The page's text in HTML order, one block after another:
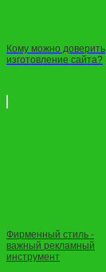
Кому можно доверить
изготовление сайта?
Фирменный стиль -
важный рекламный
инструмент